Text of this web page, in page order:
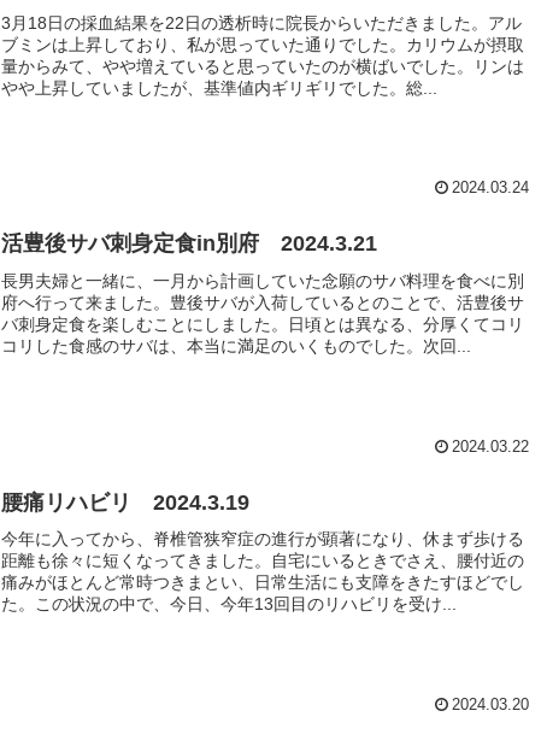
3月18日の採血結果を22日の透析時に院長からいただきました。アル
ブミンは上昇しており、私が思っていた通りでした。カリウムが摂取
量からみて、やや増えていると思っていたのが横ばいでした。リンは
やや上昇していましたが、基準値内ギリギリでした。総...
2024.03.24
活豊後サバ刺身定食in別府 2024.3.21
長男夫婦と一緒に、一月から計画していた念願のサバ料理を食べに別
府へ行って来ました。豊後サバが入荷しているとのことで、活豊後サ
バ刺身定食を楽しむことにしました。日頃とは異なる、分厚くてコリ
コリした食感のサバは、本当に満足のいくものでした。次回...
2024.03.22
腰痛リハビリ 2024.3.19
今年に入ってから、脊椎管狭窄症の進行が顕著になり、休まず歩ける
距離も徐々に短くなってきました。自宅にいるときでさえ、腰付近の
痛みがほとんど常時つきまとい、日常生活にも支障をきたすほどでし
た。この状況の中で、今日、今年13回目のリハビリを受け...
2024.03.20